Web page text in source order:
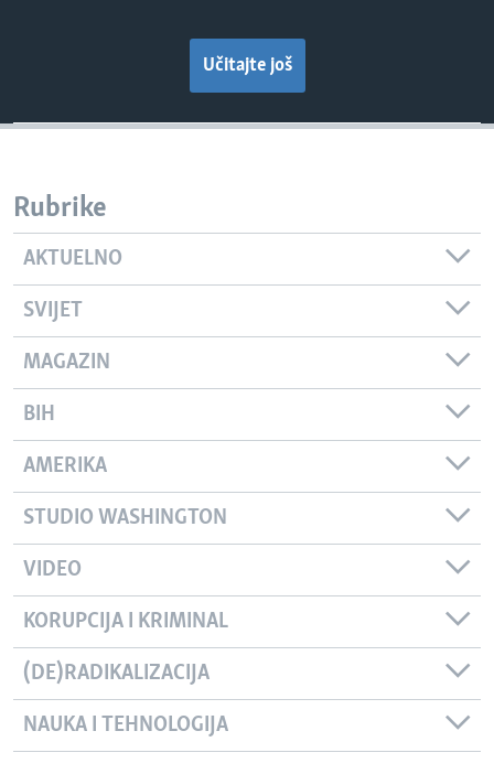
Učitajte još
Rubrike
AKTUELNO
SVIJET
MAGAZIN
BIH
AMERIKA
STUDIO WASHINGTON
VIDEO
KORUPCIJA I KRIMINAL
(DE)RADIKALIZACIJA
NAUKA I TEHNOLOGIJA